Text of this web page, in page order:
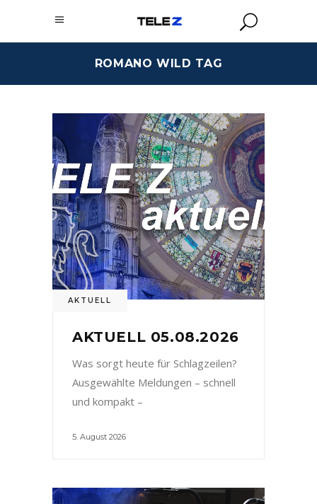
ROMANO WILD TAG
AKTUELL
AKTUELL 05.08.2026
Was sorgt heute für Schlagzeilen?
Ausgewählte Meldungen – schnell
und kompakt –
5. August 2026